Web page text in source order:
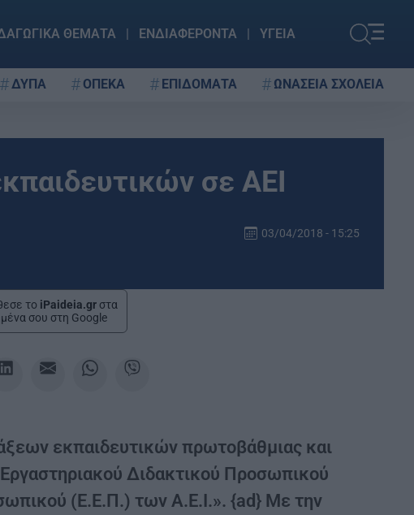
ΘΕΜΑΤΑ ΕΝΔΙΑΦΕΡΟΝΤΑ ΥΓΕΙΑ
ΔΥΠΑ ΟΠΕΚΑ ΕΠΙΔΟΜΑΤΑ ΩΝΑΣΕΙΑ ΣΧΟΛΕΙΑ
σε ΑΕΙ
03/04/2018 - 15:25
το iPaideia.gr στα
σου στη Google
εκπαιδευτικών πρωτοβάθμιας και
Διδακτικού Προσωπικού
(Ε.Ε.Π.) των Α.Ε.Ι.». {ad} Με την